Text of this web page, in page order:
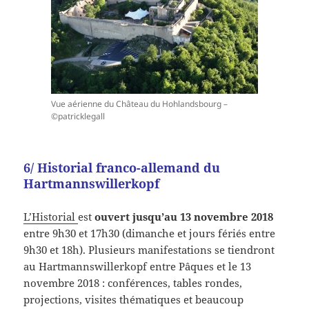
Vue aérienne du Château du Hohlandsbourg –
©patricklegall
6/ Historial franco-allemand du
Hartmannswillerkopf
L’Historialestouvert jusqu’au 13 novembre 2018
entre 9h30 et 17h30 (dimanche et jours fériés entre
9h30 et 18h). Plusieurs manifestations se tiendront
au Hartmannswillerkopf entre Pâques et le 13
novembre 2018 : conférences, tables rondes,
projections, visites thématiques et beaucoup